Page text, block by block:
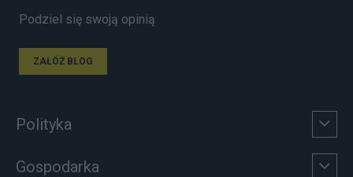
Podziel się swoją opinią
ZAŁÓŻ BLOG
Polityka
Gospodarka